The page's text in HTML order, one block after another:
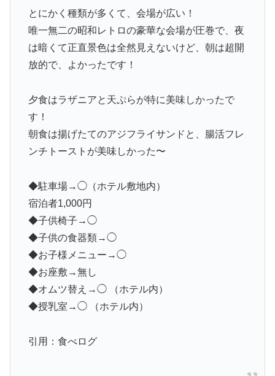
とにかく種類が多くて、会場が広い！
唯一無二の昭和レトロの豪華な会場が圧巻で、夜
は暗くて正直景色は全然見えないけど、朝は超開
放的で、よかったです！
夕食はラザニアと天ぷらが特に美味しかったで
す！
朝食は揚げたてのアジフライサンドと、腸活フレ
ンチトーストが美味しかった〜
◆駐車場→◯（ホテル敷地内）
宿泊者1,000円
◆子供椅子→◯
◆子供の食器類→◯
◆お子様メニュー→◯
◆お座敷→無し
◆オムツ替え→◯ （ホテル内）
◆授乳室→◯ （ホテル内）
引用：食べログ